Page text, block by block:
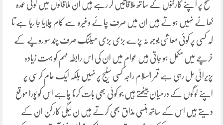
سطح پر اپنے کارکنوں کے ساتھ ملاقاتیں کر رہے ہیں ان ملاقاتوں میں کوئی عمدہ
کھانے نہیں ہوتے ہیں ان میں صرف چائے وغیرہ سے کام چلایا جا رہا ہے تا
کہ کسی پر کوئی معاشی بوجھ نہ پڑے بڑی بڑی میٹنگ صرف چند سو روپے کے
خرچے میں مکمل ہو جاتی ہیں عوام میں ان کی اس رابطہ مہم کو بہت زیادہ
پزیرائی مل رہی ہے قمر السلام راجہ کسی سٹیج پر نہیں بلکہ ایک عام کرسی پر
اپنے لوگوں کے درمیان بیٹھتے ہیں جو کوئی بھی بات کرنا چاہے اس کو پورا موقع
دیتے ہیں اس کے ساتھ ہنسی مذاق بھی کرتے ہیں ن لیگی کارکن ان کے